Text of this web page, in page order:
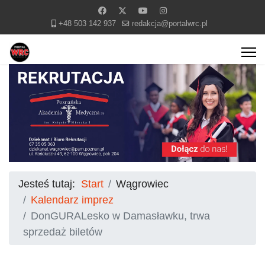
+48 503 142 937 redakcja@portalwrc.pl
Jesteś tutaj: Start
Wągrowiec
Kalendarz imprez
DonGURALesko w Damasławku, trwa
sprzedaż biletów